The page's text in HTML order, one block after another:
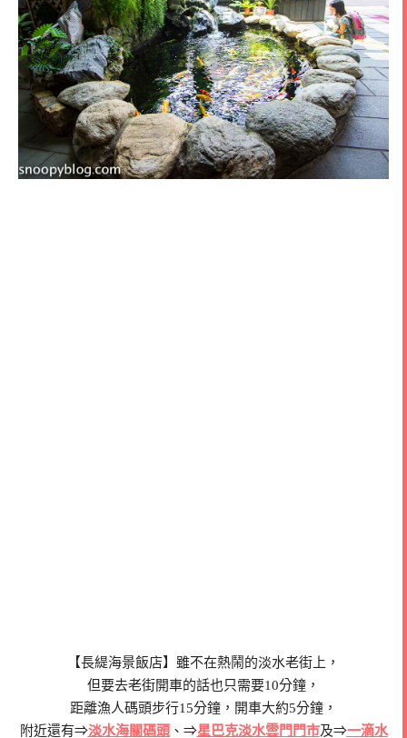
【長緹海景飯店】雖不在熱鬧的淡水老街上，
但要去老街開車的話也只需要10分鐘，
距離漁人碼頭步行15分鐘，開車大約5分鐘，
附近還有⇒淡水海關碼頭、⇒星巴克淡水雲門門市及⇒一滴水